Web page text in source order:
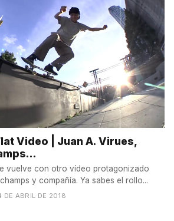
Video | Juan A. Virues,
vuelve con otro vídeo protagonizado
y compañía. Ya sabes el rollo...
ABRIL DE 2018